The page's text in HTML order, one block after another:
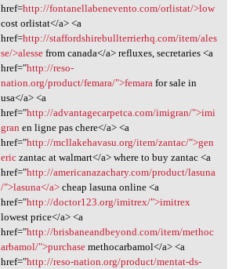
href=http://fontanellabenevento.com/orlistat/>low
cost orlistat</a> <a
href=http://staffordshirebullterrierhq.com/item/ales
se/>alessefrom canada</a> refluxes, secretaries <a
href="http://reso-
nation.org/product/femara/">femara for sale in
usa</a> <a
href="http://advantagecarpetca.com/imigran/">imi
gran en ligne pas chere</a> <a
href="http://mcllakehavasu.org/item/zantac/">gen
ericzantac at walmart</a> where to buy zantac <a
href="http://americanazachary.com/product/lasuna
/">lasuna</a>cheap lasuna online <a
href="http://doctor123.org/imitrex/">imitrex
lowest price</a> <a
href="http://brisbaneandbeyond.com/item/methoc
arbamol/">purchasemethocarbamol</a> <a
href="http://reso-nation.org/product/mentat-ds-